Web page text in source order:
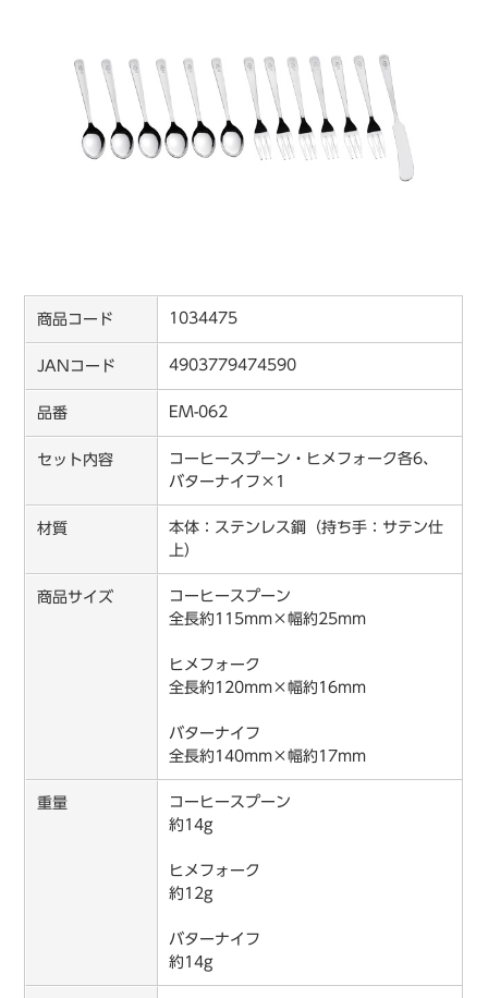
商品コード 1034475
JANコード 4903779474590
品番 EM-062
セット内容
コーヒースプーン・ヒメフォーク各6、
バターナイフ×1
材質
本体：ステンレス鋼（持ち手：サテン仕
上）
商品サイズ
コーヒースプーン
全長約115mm×幅約25mm
ヒメフォーク
全長約120mm×幅約16mm
バターナイフ
全長約140mm×幅約17mm
重量
コーヒースプーン
約14g
ヒメフォーク
約12g
バターナイフ
約14g